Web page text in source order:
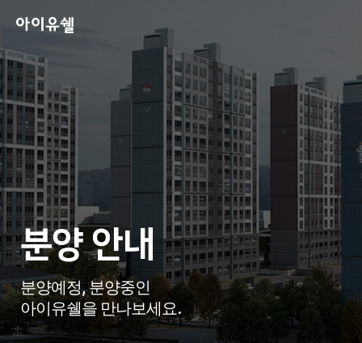
분양 안내
분양예정, 분양중인
아이유쉘을 만나보세요.